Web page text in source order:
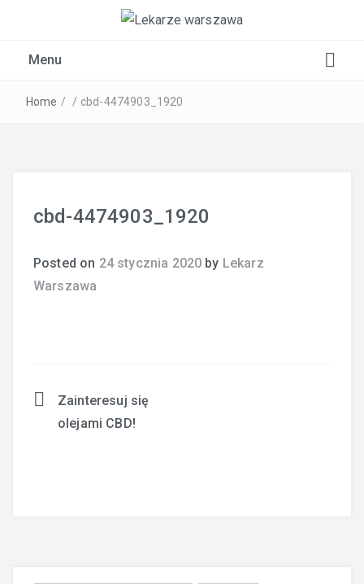
Menu
Home / / cbd-4474903_1920
cbd-4474903_1920
Posted on 24 stycznia 2020 by Lekarz
Warszawa
Nawigacja
Zainteresuj się
olejami CBD!